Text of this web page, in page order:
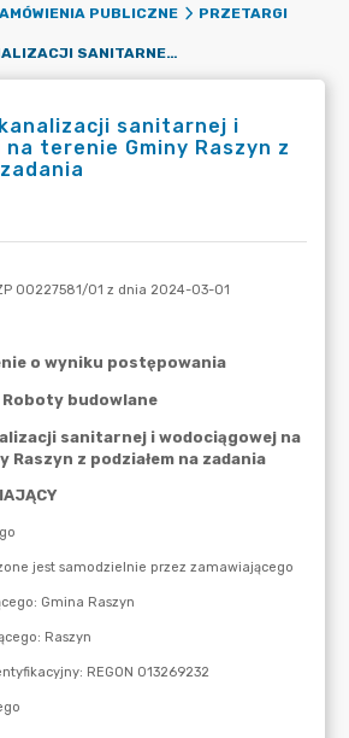
PUBLICZNE
PRZETARGI
BUDOWA SIECI KANALIZACJI SANITARNEJ I WODOCIĄGOWEJ NA TERENIE GMINY RASZYN Z PODZIAŁEM NA ZADANIA
sanitarnej i
terenie Gminy Raszyn z